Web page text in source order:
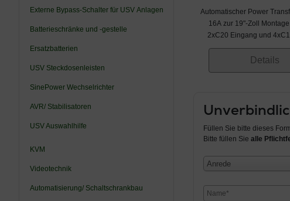
Externe Bypass-Schalter für USV Anlagen
Batterieschränke und -gestelle
Ersatzbatterien
USV Steckdosenleisten
SinePower Wechselrichter
AVR/ Stabilisatoren
USV Auswahlhilfe
KVM
Videotechnik
Automatisierung/ Schaltschrankbau
Automatischer Power
16A zur 19"-Zoll
2xC20 Eingang und
Ausgang
Details
Füllen Sie bitte dieses
Bitte füllen Sie alle
Anrede